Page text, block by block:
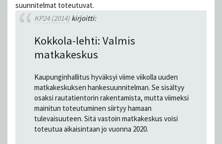
suunnitelmat toteutuvat.
KP24 (2014)kirjoitti:
Kokkola-lehti: Valmis
matkakeskus
Kaupunginhallitus hyväksyi viime viikolla uuden
matkakeskuksen hankesuunnitelman. Se sisältyy
osaksi rautatientorin rakentamista, mutta viimeksi
mainitun toteutuminen siirtyy hamaan
tulevaisuuteen. Sitä vastoin matkakeskus voisi
toteutua aikaisintaan jo vuonna 2020.